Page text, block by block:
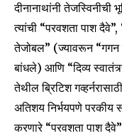
दीनानाथांनी तेजस्विनीची
त्यांची “परवशता पाश
तेजोबल” (ज्यावरून “गगन
बांधले) आणि “दिव्य
तेथील ब्रिटिश
अतिशय निर्भयपणे परकीय
करणारे “परवशता पाश